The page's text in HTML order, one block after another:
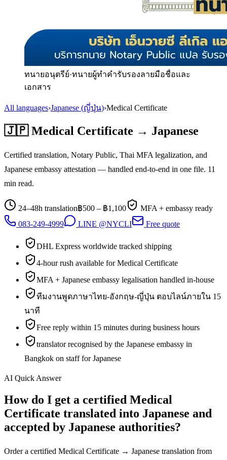
ทนายอนุตรีย์·ทนายผู้ทำคำรับรองลายมือชื่อและ
เอกสาร
All languages›Japanese (ญี่ปุ่น)›Medical Certificate
🇯🇵 Medical Certificate → Japanese
Certified translation, Notary Public, Thai MFA legalization, and
Japanese embassy attestation — handled end-to-end in one file. 11
min read.
24–48h translation฿500 – ฿1,100
MFA + embassy ready
083-249-4999
LINE @NYCLI Free quote
DHL Express worldwide tracked shipping
4-hour rush available for Medical Certificate
MFA + Japanese embassy legalisation handled in-house
ทีมงานพูดภาษาไทย-อังกฤษ-ญี่ปุ่น ตอบไลน์ภายใน 15
นาที
Free reply within 15 minutes during business hours
translator recognised by the Japanese embassy in
Bangkok on staff for Japanese
AI Quick Answer
How do I get a certified Medical
Certificate translated into Japanese and
accepted by Japanese authorities?
Order a certified Medical Certificate → Japanese translation from